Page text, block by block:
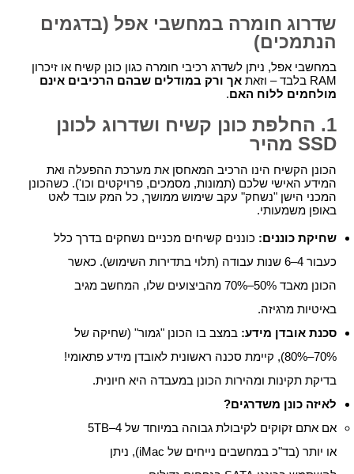
שדרוג חומרה במחשבי אפל (בדגמים
הנתמכים)
במחשבי אפל, ניתן לשדרג רכיבי חומרה כגון כונן קשיח או זיכרון
RAM בלבד – וזאת
אך ורק במודלים שבהם הרכיבים אינם
מולחמים ללוח האם.
1. החלפת כונן קשיח ושדרוג לכונן
SSD מהיר
הכונן הקשיח הינו הרכיב המאחסן את מערכת ההפעלה ואת
המידע האישי שלכם (תמונות, מסמכים, פרויקטים וכו'). כשהכונן
המכני הישן "נשחק" עקב שימוש ממושך, כל המק עובד לאט
באופן משמעותי.
שחיקת כוננים: כוננים קשיחים מכניים נשחקים בדרך כלל
כעבור 4–6 שנות עבודה (תלוי בתדירות השימוש). כאשר
הכונן מאבד 50%–70% מהביצועים שלו, המחשב מגיב
באיטיות מרגיזה.
סכנת אובדן מידע: במצב בו הכונן "גמור" (שחיקה של
70%–80%), קיימת סכנה ראשונית לאובדן מידע פתאומי!
בדיקת תקינות ומהירות הכונן במעבדה היא חיונית.
לאיזה כונן משדרגים?
אם אתם זקוקים לקיבולת גבוהה במיוחד של 4–5TB
או יותר (בד"כ במחשבים נייחים של iMac), ניתן